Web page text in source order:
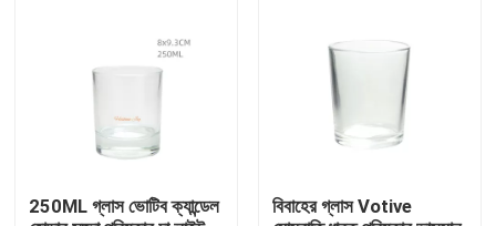
250ML গ্লাস ভোটিব ক্যান্ডেল
বিবাহের গ্লাস Votive